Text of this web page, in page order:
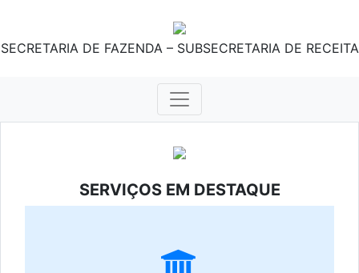
SECRETARIA DE FAZENDA – SUBSECRETARIA DE RECEITA
SERVIÇOS EM DESTAQUE